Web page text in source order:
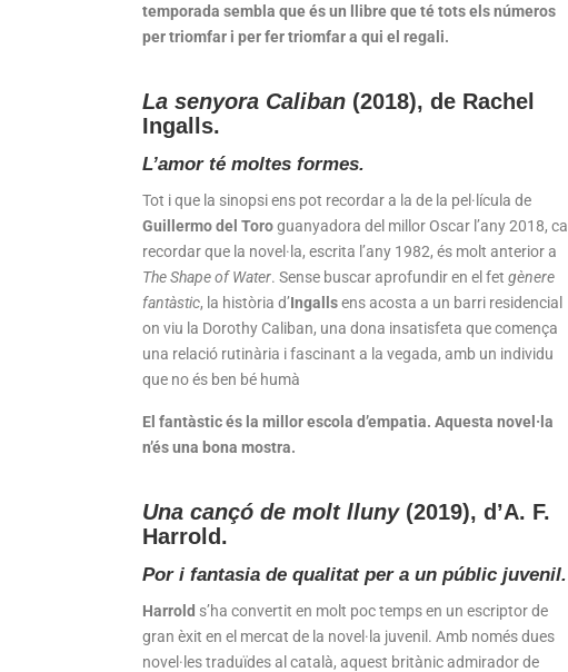
temporada sembla que és un llibre que té tots els números
per triomfar i per fer triomfar a qui el regali.
La senyora Caliban (2018), de Rachel
Ingalls.
L’amor té moltes formes.
Tot i que la sinopsi ens pot recordar a la de la pel·lícula de
Guillermo del Toroguanyadora del millor Oscar l’any 2018, cal
recordar que la novel·la, escrita l’any 1982, és molt anterior a
The Shape of Water. Sense buscar aprofundir en el fet gènere
fantàstic, la història d’Ingallsens acosta a un barri residencial
on viu la Dorothy Caliban, una dona insatisfeta que comença
una relació rutinària i fascinant a la vegada, amb un individu
que no és ben bé humà
El fantàstic és la millor escola d’empatia. Aquesta novel·la
n’és una bona mostra.
Una cançó de molt lluny(2019), d’A. F.
Harrold.
Por i fantasia de qualitat per a un públic juvenil.
Harrold s’ha convertit en molt poc temps en un escriptor de
gran èxit en el mercat de la novel·la juvenil. Amb només dues
novel·les traduïdes al català, aquest britànic admirador de